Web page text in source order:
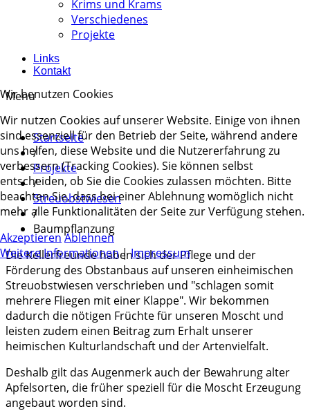
Krims und Krams
Verschiedenes
Projekte
Links
Kontakt
Menu
Startseite
/
Projekte
/
Streuobstwiesen
/
Baumpflanzung
Die Kellerfreunde haben sich der Pflege und der
Förderung des Obstanbaus auf unseren einheimischen
Streuobstwiesen verschrieben und "schlagen somit
mehrere Fliegen mit einer Klappe". Wir bekommen
dadurch die nötigen Früchte für unseren Moscht und
leisten zudem einen Beitrag zum Erhalt unserer
heimischen Kulturlandschaft und der Artenvielfalt.
Deshalb gilt das Augenmerk auch der Bewahrung alter
Apfelsorten, die früher speziell für die Moscht Erzeugung
angebaut worden sind.
Wir benutzen Cookies
Wir nutzen Cookies auf unserer Website. Einige von ihnen
sind essenziell für den Betrieb der Seite, während andere
uns helfen, diese Website und die Nutzererfahrung zu
verbessern (Tracking Cookies). Sie können selbst
entscheiden, ob Sie die Cookies zulassen möchten. Bitte
beachten Sie, dass bei einer Ablehnung womöglich nicht
mehr alle Funktionalitäten der Seite zur Verfügung stehen.
Akzeptieren Ablehnen
Weitere Informationen|Impressum